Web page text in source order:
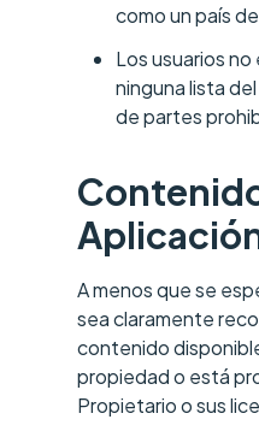
como un país
Los usuarios
ninguna lista
de partes
A menos que se
sea claramente
contenido
propiedad o está
Propietario o sus